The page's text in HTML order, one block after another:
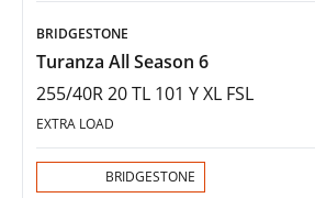
BRIDGESTONE
Turanza All Season 6
255/40R 20 TL 101 Y XL FSL
EXTRA LOAD
BRIDGESTONE